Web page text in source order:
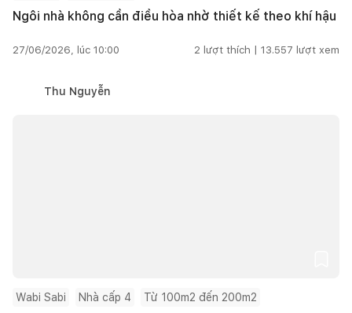
Ngôi nhà không cần điều hòa nhờ thiết kế theo khí hậu
27/06/2026, lúc 10:00 2 lượt thích | 13.557 lượt xem
Thu Nguyễn
Wabi Sabi Nhà cấp 4 Từ 100m2 đến 200m2